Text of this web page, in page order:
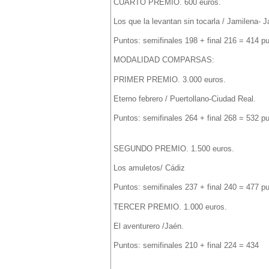
CUARTO PREMIO. 600 euros.
Los que la levantan sin tocarla / Jamilena-
Puntos: semifinales 198 + final 216 = 414
MODALIDAD COMPARSAS:
PRIMER PREMIO. 3.000 euros.
Eterno febrero / Puertollano-Ciudad Real.
Puntos: semifinales 264 + final 268 = 532
SEGUNDO PREMIO. 1.500 euros.
Los amuletos/ Cádiz
Puntos: semifinales 237 + final 240 = 477
TERCER PREMIO. 1.000 euros.
El aventurero /Jaén.
Puntos: semifinales 210 + final 224 = 434